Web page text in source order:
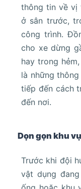
thông tin về vị
ở sân trước,
công trình.
cho xe dừng
hay trong
là những
tiếp đến cách
đến nơi.
Dọn gọn khu
Trước khi đội
vật dụng